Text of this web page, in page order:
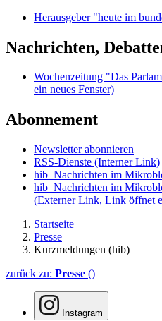
Herausgeber "heute im
Nachrichten,
Wochenzeitung "Das
ein neues Fenster)
Abonnement
Newsletter abonnieren
RSS-Dienste (Interner Link)
hib_Nachrichten im
hib_Nachrichten im
(Externer Link, Link öffnet
Startseite
Presse
Kurzmeldungen (hib)
zurück zu: Presse ()
Instagram